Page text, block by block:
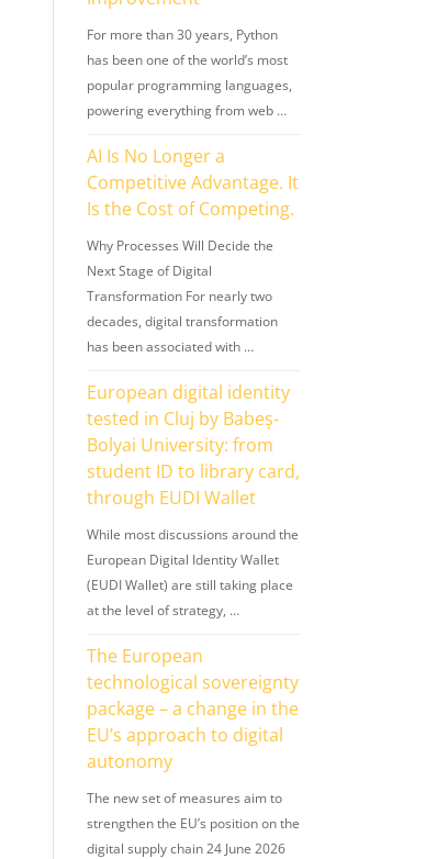
For more than 30 years, Python
has been one of the world’s most
popular programming languages,
powering everything from web …
AI Is No Longer a
Competitive Advantage. It
Is the Cost of Competing.
Why Processes Will Decide the
Next Stage of Digital
Transformation For nearly two
decades, digital transformation
has been associated with …
European digital identity
tested in Cluj by Babeș-
Bolyai University: from
student ID to library card,
through EUDI Wallet
While most discussions around the
European Digital Identity Wallet
(EUDI Wallet) are still taking place
at the level of strategy, …
The European
technological sovereignty
package – a change in the
EU’s approach to digital
autonomy
The new set of measures aim to
strengthen the EU’s position on the
digital supply chain 24 June 2026